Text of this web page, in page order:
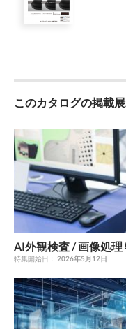
保護等級 IP20 (IEC
(2014/30/EU) UK EMC
(令第32号) UK RoHS
Regulations 2012) 適用
Group1,ClassAに分類)
40℃環境） 付属品 外部
475nm 入力電圧
い。 照明LED劣化
光、30℃環境）代表例
Group 1 (Low-Risk) 適用
EMC (The
境 RoHS指令 (2011/65/
Restriction of the Use of
Electrical and Electronic
EN / IEC 61326-1 耐環境
露なきこと) 耐振動 10
耐衝撃 10G (100m/s₂)
60529) 材 質 筐体：ア
このカタログの掲載
AI外観検査 / 画像処理
特集開始日： 2026年5月12日